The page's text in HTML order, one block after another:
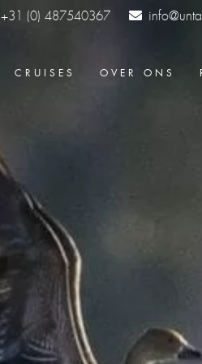
+31 (0) 487540367
CRUISES OVER ONS